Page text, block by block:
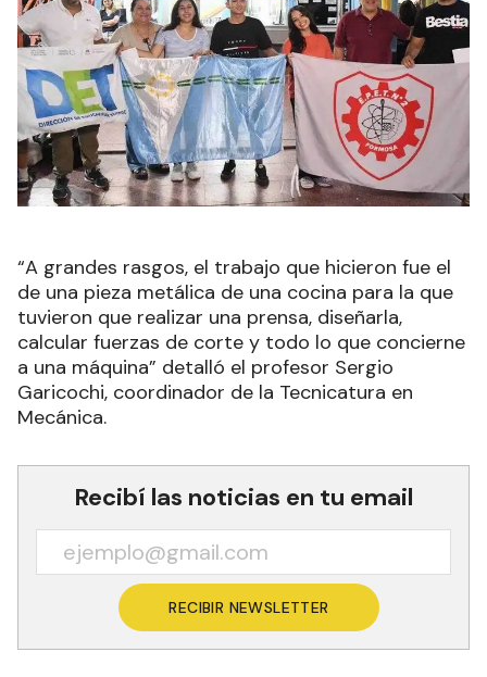
“A grandes rasgos, el trabajo que hicieron fue el
de una pieza metálica de una cocina para la que
tuvieron que realizar una prensa, diseñarla,
calcular fuerzas de corte y todo lo que concierne
a una máquina” detalló el profesor Sergio
Garicochi, coordinador de la Tecnicatura en
Mecánica.
Recibí las noticias en tu email
RECIBIR NEWSLETTER